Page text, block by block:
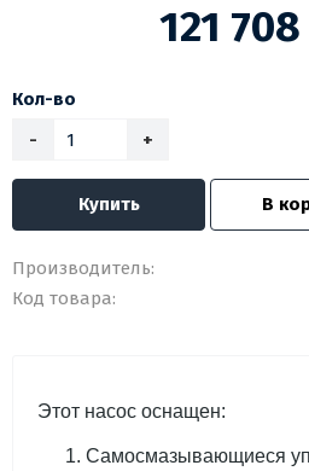
121
Кол-во
-
+
Купить В
Производитель:
Код товара:
Этот насос оснащен:
Самосмазывающиеся